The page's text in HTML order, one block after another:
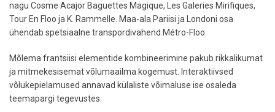
nagu Cosme Acajor Baguettes Magique, Les Galeries Mirifiques,
Tour En Floo ja K. Rammelle. Maa-ala Pariisi ja Londoni osa
ühendab spetsiaalne transpordivahend Métro-Floo.
Mõlema frantsiisi elementide kombineerimine pakub rikkalikumat
ja mitmekesisemat võlumaailma kogemust. Interaktiivsed
võlukepielamused annavad külaliste võimaluse ise osaleda
teemapargi tegevustes.